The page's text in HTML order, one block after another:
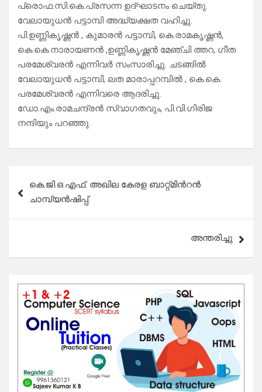
പ്രൊഫ.സി.കെ.പ്രസന്ന ഉദ്ഘാടനം ചെയ്തു.
വേലായുധൻ പട്ടാമ്പി അദ്ധ്യക്ഷത വഹിച്ചു.
പി.ഉണ്ണികൃഷ്ണൻ , കുമാരൻ പട്ടാമ്പി, കെ.രാമകൃഷ്ണൻ,
കെ.കെ.നാരായണൻ ,ഉണ്ണികൃഷ്ണൻ മേഞ്ചി ത്തറ, ഗീത
പരമേശ്വരൻ എന്നിവർ സംസാരിച്ചു. ചടങ്ങിൽ
വേലായുധൻ പട്ടാമ്പി, ലത മാരാപ്പറമ്പിൽ , കെ.കെ.
പരമേശ്വരൻ എന്നിവരെ ആദരിച്ചു.
ഡോ.എം.രാമചന്ദ്രൻ സ്വാഗതവും, പി.വി.ഗിരിജ
നന്ദിയും പറഞ്ഞു.
navigation
കെ.ജി.ഒ.എഫ്. അഖില കേരള ബാറ്റ്മിൻറൻ
ചാമ്പ്യൻഷിപ്പ്.
അന്തരിച്ചു